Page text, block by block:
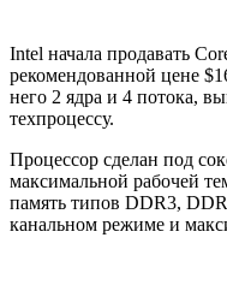
Intel начала продавать
рекомендованной цене
него 2 ядра и 4 потока,
техпроцессу.
Процессор сделан под
максимальной рабочей
память типов DDR3,
канальном режиме и